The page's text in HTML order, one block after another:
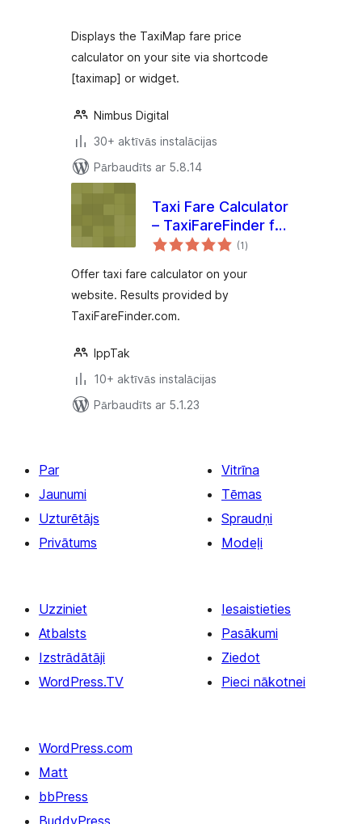
Displays the TaxiMap fare price
calculator on your site via shortcode
[taximap] or widget.
Nimbus Digital
30+ aktīvās instalācijas
Pārbaudīts ar 5.8.14
Taxi Fare Calculator
– TaxiFareFinder for
WordPress
(1vērtējumu
kopsumma
)
Offer taxi fare calculator on your
website. Results provided by
TaxiFareFinder.com.
IppTak
10+ aktīvās instalācijas
Pārbaudīts ar 5.1.23
Par
Jaunumi
Uzturētājs
Privātums
Vitrīna
Tēmas
Spraudņi
Modeļi
Uzziniet
Atbalsts
Izstrādātāji
WordPress.TV
Iesaistieties
Pasākumi
Ziedot
Pieci nākotnei
WordPress.com
Matt
bbPress
BuddyPress